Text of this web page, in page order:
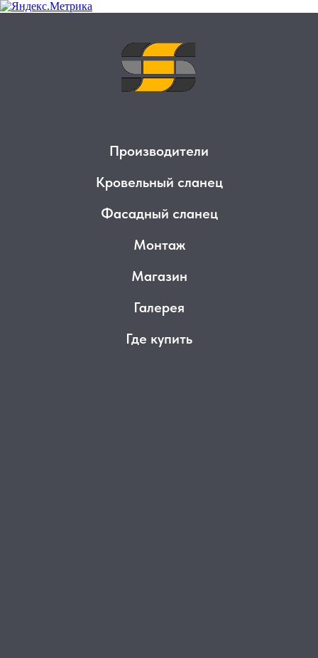
Производители
Кровельный сланец
Фасадный сланец
Монтаж
Магазин
Галерея
Где купить